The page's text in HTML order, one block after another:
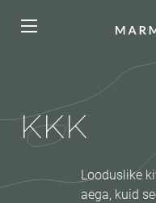
KKK
Looduslike
aega, kuid